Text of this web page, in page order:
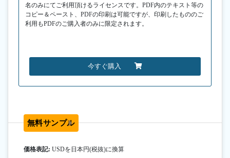
名のみにてご利用頂けるライセンスです。PDF内のテキスト等の
コピー＆ペースト、PDFの印刷は可能ですが、印刷したもののご
利用もPDFのご購入者のみに限定されます。
今すぐ購入
無料サンプル
価格表記: USDを日本円(税抜)に換算